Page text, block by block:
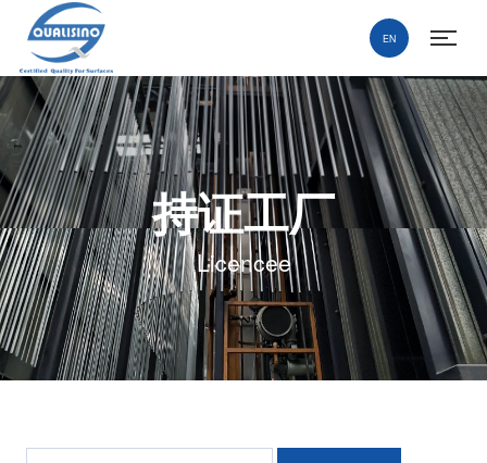
EN
持证工厂
Licencee